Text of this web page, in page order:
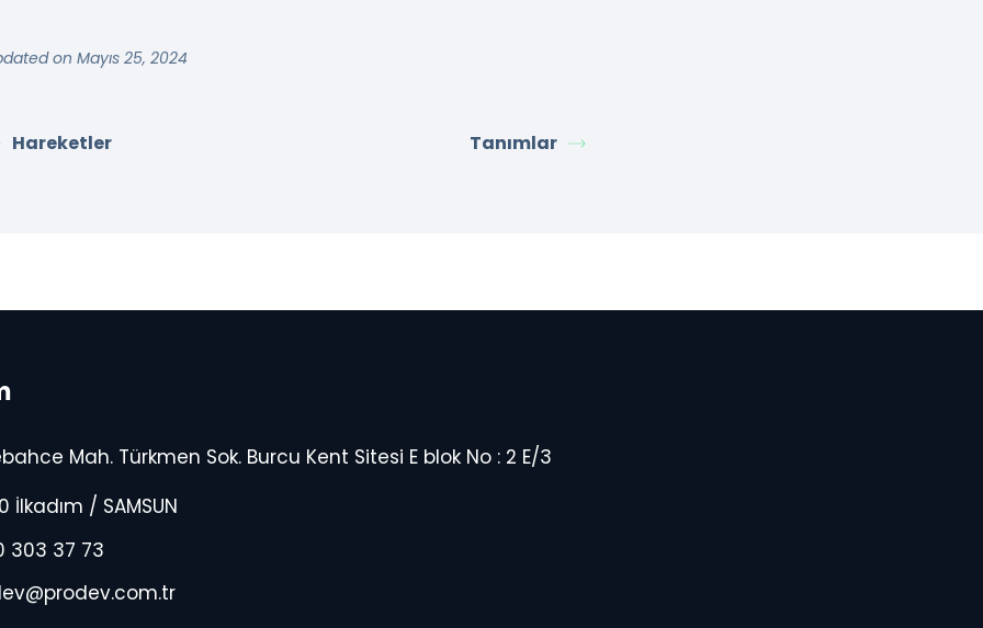
on Mayıs 25, 2024
Hareketler Tanımlar
Mah. Türkmen Sok. Burcu Kent Sitesi E blok No : 2 E/3
İlkadım / SAMSUN
303 37 73